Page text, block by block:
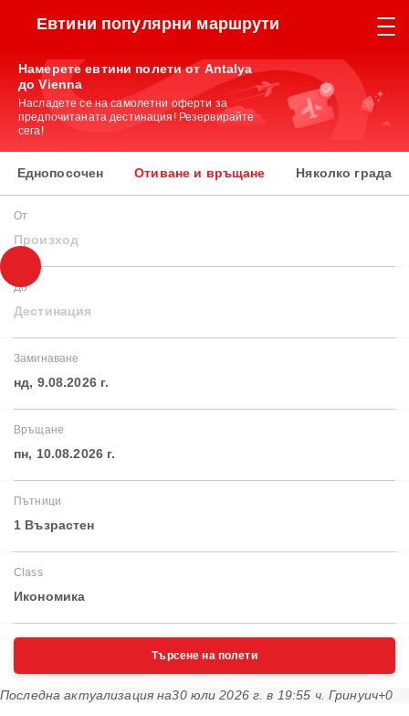
Евтини популярни маршрути
Намерете евтини полети от Antalya
до Vienna
Насладете се на самолетни оферти за
предпочитаната дестинация! Резервирайте
сега!
Еднопосочен Отиване и връщане Няколко града
От
Произход
До
Дестинация
Заминаване
нд, 9.08.2026 г.
Връщане
пн, 10.08.2026 г.
Пътници
1 Възрастен
Class
Икономика
Търсене на полети
Последна актуализация на30 юли 2026 г. в 19:55 ч. Гринуич+0